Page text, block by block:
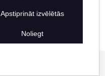
Apstiprināt izvēlētās
Noliegt